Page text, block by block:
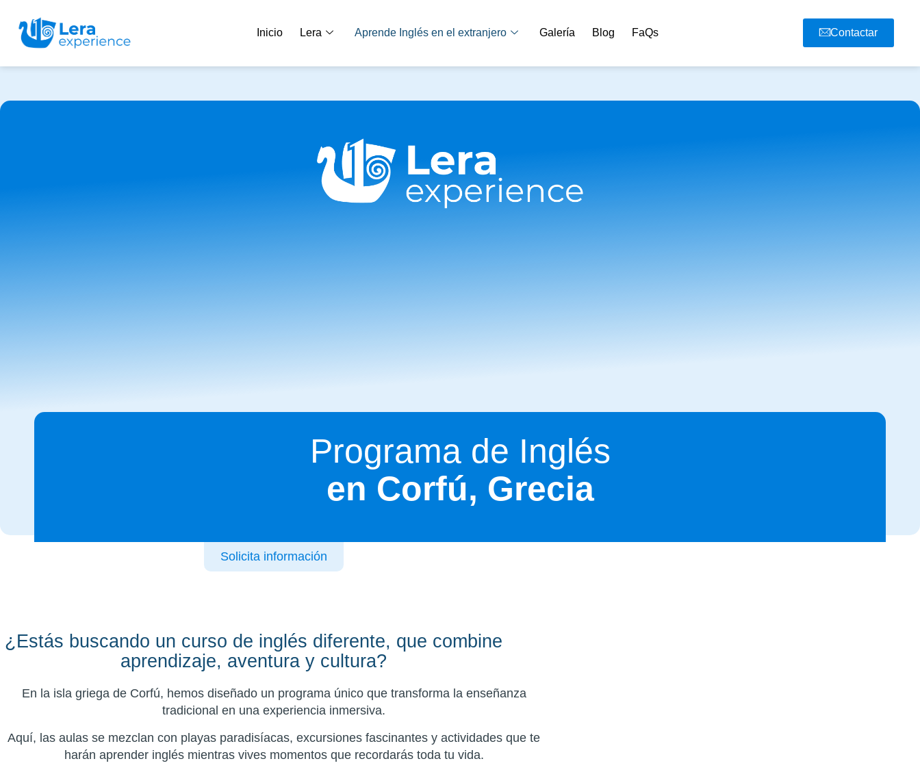
Inicio Lera Aprende Inglés en el extranjero Galería Blog FaQs Contactar
Programa de Inglés
en Corfú, Grecia
Solicita información
¿Estás buscando un curso de inglés diferente, que combine
aprendizaje, aventura y cultura?
En la isla griega de Corfú, hemos diseñado un programa único que transforma la enseñanza
tradicional en una experiencia inmersiva.
Aquí, las aulas se mezclan con playas paradisíacas, excursiones fascinantes y actividades que te
harán aprender inglés mientras vives momentos que recordarás toda tu vida.